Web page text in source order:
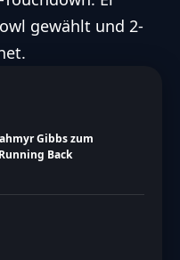
gewählt und 2-
Gibbs zum
Back